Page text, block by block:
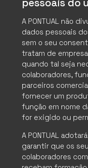
pessoais do
A PONTUAL não
dados pessoais
sem o seu
tratam de
quando tal seja
colaboradores,
parceiros
fornecer um
função em nome
for exigido ou
A PONTUAL
garantir que os
colaboradores